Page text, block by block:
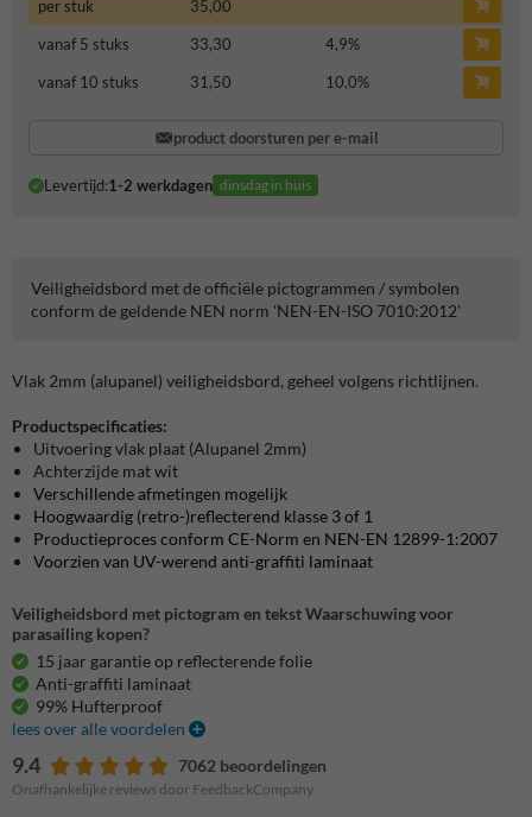
per stuk
35,00
vanaf 5 stuks
33,30 4,9%
vanaf 10 stuks
31,50 10,0%
product doorsturen per e-mail
Levertijd:1-2 werkdagen dinsdag in huis
Veiligheidsbord met de officiële pictogrammen / symbolen
conform de geldende NEN norm 'NEN-EN-ISO 7010:2012'
Vlak 2mm (alupanel) veiligheidsbord, geheel volgens richtlijnen.
Productspecificaties:
Uitvoering vlak plaat (Alupanel 2mm)
Achterzijde mat wit
Verschillende afmetingen mogelijk
Hoogwaardig (retro-)reflecterend klasse 3 of 1
Productieproces conform CE-Norm en NEN-EN 12899-1:2007
Voorzien van UV-werend anti-graffiti laminaat
Veiligheidsbord met pictogram en tekst Waarschuwing voor
parasailing kopen?
15 jaar garantie op reflecterende folie
Anti-graffiti laminaat
99% Hufterproof
lees over alle voordelen
9.4 7062 beoordelingen
Onafhankelijke reviews door FeedbackCompany